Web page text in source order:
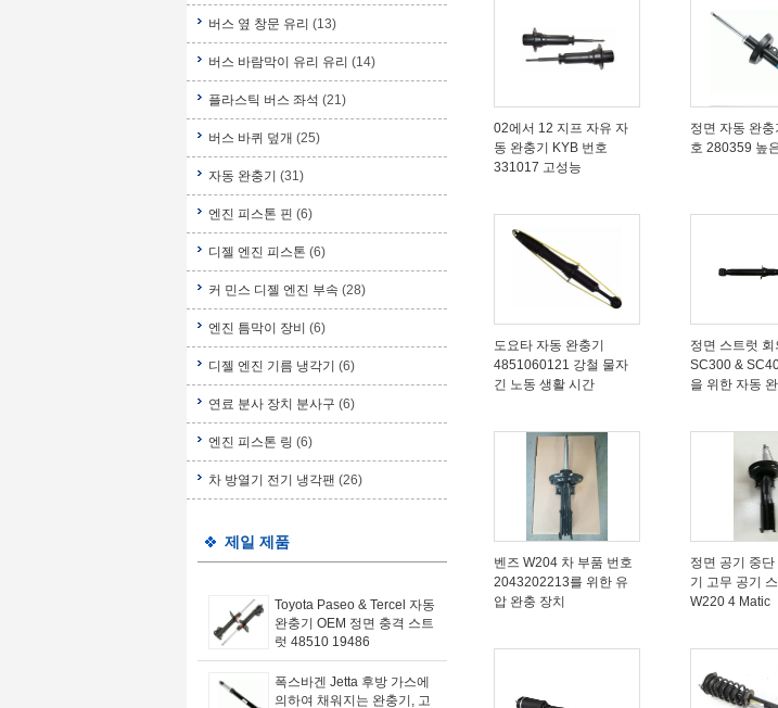
버스 옆 창문 유리 (13)
버스 바람막이 유리 유리 (14)
플라스틱 버스 좌석 (21)
버스 바퀴 덮개 (25)
자동 완충기 (31)
엔진 피스톤 핀 (6)
디젤 엔진 피스톤 (6)
커 민스 디젤 엔진 부속 (28)
엔진 틈막이 장비 (6)
디젤 엔진 기름 냉각기 (6)
연료 분사 장치 분사구 (6)
엔진 피스톤 링 (6)
차 방열기 전기 냉각팬 (26)
제일 제품
Toyota Paseo & Tercel 자동
완충기 OEM 정면 충격 스트
럿 48510 19486
폭스바겐 Jetta 후방 가스에
의하여 채워지는 완충기, 고
02에서 12 지프 자유 자
동 완충기 KYB 번호
331017 고성능
정면 자동 완충
호 280359 높
도요타 자동 완충기
4851060121 강철 물자
긴 노동 생활 시간
정면 스트럿
SC300 &
을 위한 자동
벤즈 W204 차 부품 번호
2043202213를 위한 유
압 완충 장치
정면 공기 중단
기 고무 공기
W220 4 Matic